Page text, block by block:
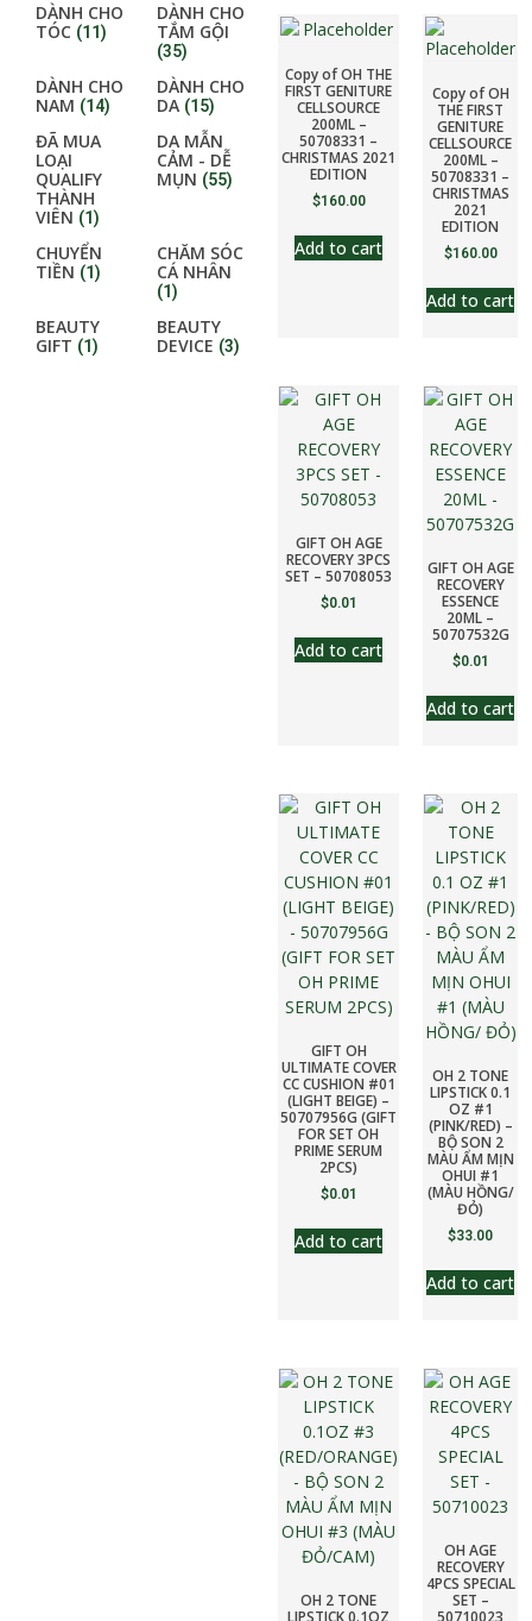
DÀNH CHO
TÓC (11)
DÀNH CHO
TẮM GỘI
(35)
DÀNH CHO
NAM (14)
DÀNH CHO
DA (15)
ĐÃ MUA
LOẠI
QUALIFY
THÀNH
VIÊN (1)
DA MẪN
CẢM - DỄ
MỤN (55)
CHUYỂN
TIỀN (1)
CHĂM SÓC
CÁ NHÂN
(1)
BEAUTY
GIFT (1)
BEAUTY
DEVICE (3)
Copy of OH THE
FIRST GENITURE
CELLSOURCE
200ML –
50708331 –
CHRISTMAS 2021
EDITION
$160.00
Add to cart
Copy of OH
THE FIRST
GENITURE
CELLSOURCE
200ML –
50708331 –
CHRISTMAS
2021
EDITION
$160.00
Add to cart
GIFT OH AGE
RECOVERY 3PCS
SET – 50708053
$0.01
Add to cart
GIFT OH AGE
RECOVERY
ESSENCE
20ML –
50707532G
$0.01
Add to cart
GIFT OH
ULTIMATE COVER
CC CUSHION #01
(LIGHT BEIGE) –
50707956G (GIFT
FOR SET OH
PRIME SERUM
2PCS)
$0.01
Add to cart
OH 2 TONE
LIPSTICK 0.1
OZ #1
(PINK/RED) –
BỘ SON 2
MÀU ẨM MỊN
OHUI #1
(MÀU HỒNG/
ĐỎ)
$33.00
Add to cart
OH 2 TONE
LIPSTICK 0.1OZ
OH AGE
RECOVERY
4PCS SPECIAL
SET –
50710023